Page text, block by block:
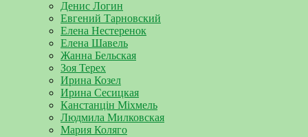
Денис Логин
Евгений Тарновский
Елена Нестеренок
Елена Шавель
Жанна Бельская
Зоя Терех
Ирина Козел
Ирина Сесицкая
Канстанцін Міхмель
Людмила Милковская
Мария Коляго